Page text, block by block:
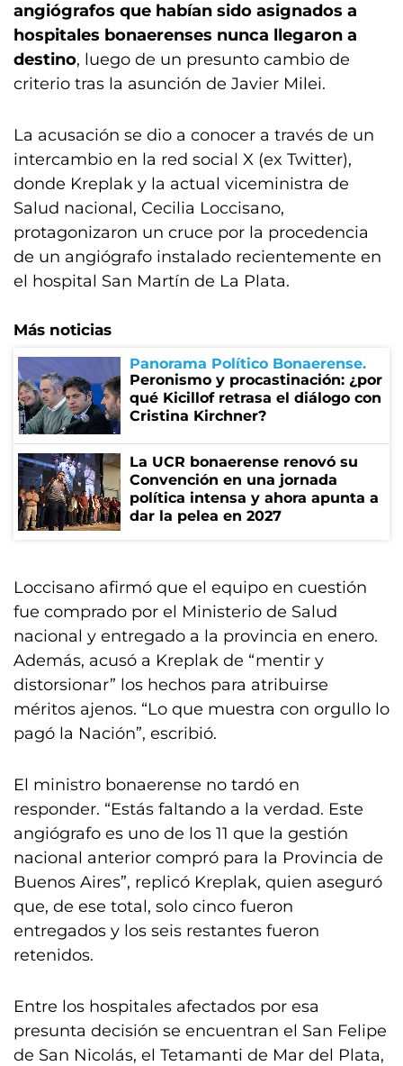
angiógrafos que habían sido asignados a
hospitales bonaerenses nunca llegaron a
destino, luego de un presunto cambio de
criterio tras la asunción de Javier Milei.
La acusación se dio a conocer a través de un
intercambio en la red social X (ex Twitter),
donde Kreplak y la actual viceministra de
Salud nacional, Cecilia Loccisano,
protagonizaron un cruce por la procedencia
de un angiógrafo instalado recientemente en
el hospital San Martín de La Plata.
Más noticias
Panorama Político Bonaerense
Peronismo y procastinación: ¿por
qué Kicillof retrasa el diálogo con
Cristina Kirchner?
La UCR bonaerense renovó su
Convención en una jornada
política intensa y ahora apunta a
dar la pelea en 2027
Loccisano afirmó que el equipo en cuestión
fue comprado por el Ministerio de Salud
nacional y entregado a la provincia en enero.
Además, acusó a Kreplak de “mentir y
distorsionar” los hechos para atribuirse
méritos ajenos. “Lo que muestra con orgullo lo
pagó la Nación”, escribió.
El ministro bonaerense no tardó en
responder. “Estás faltando a la verdad. Este
angiógrafo es uno de los 11 que la gestión
nacional anterior compró para la Provincia de
Buenos Aires”, replicó Kreplak, quien aseguró
que, de ese total, solo cinco fueron
entregados y los seis restantes fueron
retenidos.
Entre los hospitales afectados por esa
presunta decisión se encuentran el San Felipe
de San Nicolás, el Tetamanti de Mar del Plata,